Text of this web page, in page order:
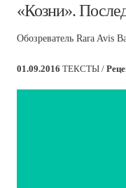
​«Козни».
Обозреватель Rara Avis
01.09.2016 ТЕКСТЫ /